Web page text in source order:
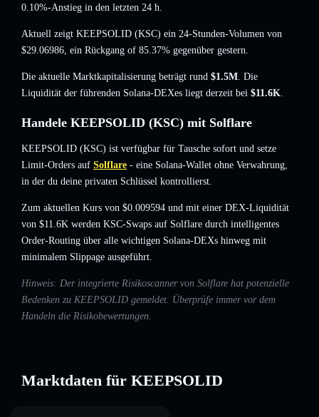
0.10%-Anstieg in den letzten 24 h.
Aktuell zeigt KEEPSOLID (KSC) ein 24-Stunden-Volumen von
$29.06986, ein Rückgang of 85.37% gegenüber gestern.
Die aktuelle Marktkapitalisierung beträgt rund $1.5M. Die
Liquidität der führenden Solana-DEXes liegt derzeit bei $11.6K.
Handele KEEPSOLID (KSC) mit Solflare
KEEPSOLID (KSC) ist verfügbar für Tausche sofort und setze
Limit-Orders auf Solflare - eine Solana-Wallet ohne Verwahrung,
in der du deine privaten Schlüssel kontrollierst.
Zum aktuellen Kurs von $0.009594 und mit einer DEX-Liquidität
von $11.6K werden KSC-Swaps auf Solflare durch intelligentes
Order-Routing über alle wichtigen Solana-DEXs hinweg mit
minimalem Slippage ausgeführt.
Hinweis: Der integrierte Risikoscanner von Solflare hat potenzielle
Bedenken zu KEEPSOLID gemeldet. Überprüfe immer vor dem
Handeln die Risikobewertungen.
Marktdaten für KEEPSOLID